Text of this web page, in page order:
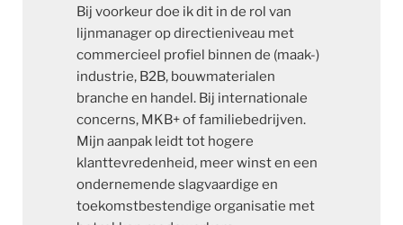
Bij voorkeur doe ik dit in de rol van
lijnmanager op directieniveau met
commercieel profiel binnen de (maak-)
industrie, B2B, bouwmaterialen
branche en handel. Bij internationale
concerns, MKB+ of familiebedrijven.
Mijn aanpak leidt tot hogere
klanttevredenheid, meer winst en een
ondernemende slagvaardige en
toekomstbestendige organisatie met